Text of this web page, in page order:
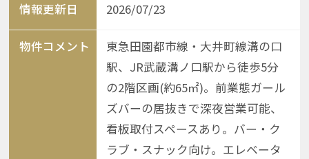
情報更新日 2026/07/23
物件コメント
東急田園都市線・大井町線溝の口
駅、JR武蔵溝ノ口駅から徒歩5分
の2階区画(約65㎡)。前業態ガール
ズバーの居抜きで深夜営業可能、
看板取付スペースあり。バー・ク
ラブ・スナック向け。エレベータ